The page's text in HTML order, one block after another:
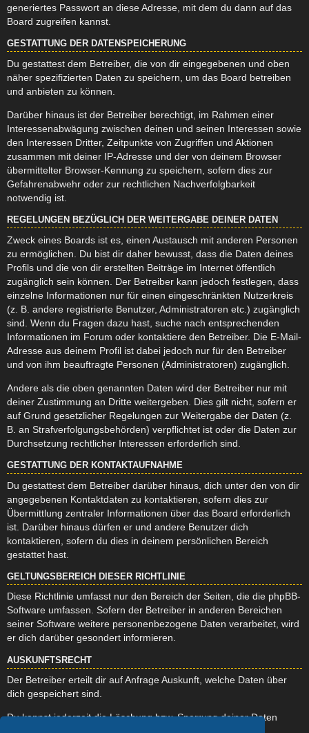
generiertes Passwort an diese Adresse, mit dem du dann auf das
Board zugreifen kannst.
GESTATTUNG DER DATENSPEICHERUNG
Du gestattest dem Betreiber, die von dir eingegebenen und oben
näher spezifizierten Daten zu speichern, um das Board betreiben
und anbieten zu können.
Darüber hinaus ist der Betreiber berechtigt, im Rahmen einer
Interessenabwägung zwischen deinen und seinen Interessen sowie
den Interessen Dritter, Zeitpunkte von Zugriffen und Aktionen
zusammen mit deiner IP-Adresse und der von deinem Browser
übermittelter Browser-Kennung zu speichern, sofern dies zur
Gefahrenabwehr oder zur rechtlichen Nachverfolgbarkeit
notwendig ist.
REGELUNGEN BEZÜGLICH DER WEITERGABE DEINER DATEN
Zweck eines Boards ist es, einen Austausch mit anderen Personen
zu ermöglichen. Du bist dir daher bewusst, dass die Daten deines
Profils und die von dir erstellten Beiträge im Internet öffentlich
zugänglich sein können. Der Betreiber kann jedoch festlegen, dass
einzelne Informationen nur für einen eingeschränkten Nutzerkreis
(z. B. andere registrierte Benutzer, Administratoren etc.) zugänglich
sind. Wenn du Fragen dazu hast, suche nach entsprechenden
Informationen im Forum oder kontaktiere den Betreiber. Die E-Mail-
Adresse aus deinem Profil ist dabei jedoch nur für den Betreiber
und von ihm beauftragte Personen (Administratoren) zugänglich.
Andere als die oben genannten Daten wird der Betreiber nur mit
deiner Zustimmung an Dritte weitergeben. Dies gilt nicht, sofern er
auf Grund gesetzlicher Regelungen zur Weitergabe der Daten (z.
B. an Strafverfolgungsbehörden) verpflichtet ist oder die Daten zur
Durchsetzung rechtlicher Interessen erforderlich sind.
GESTATTUNG DER KONTAKTAUFNAHME
Du gestattest dem Betreiber darüber hinaus, dich unter den von dir
angegebenen Kontaktdaten zu kontaktieren, sofern dies zur
Übermittlung zentraler Informationen über das Board erforderlich
ist. Darüber hinaus dürfen er und andere Benutzer dich
kontaktieren, sofern du dies in deinem persönlichen Bereich
gestattet hast.
GELTUNGSBEREICH DIESER RICHTLINIE
Diese Richtlinie umfasst nur den Bereich der Seiten, die die phpBB-
Software umfassen. Sofern der Betreiber in anderen Bereichen
seiner Software weitere personenbezogene Daten verarbeitet, wird
er dich darüber gesondert informieren.
AUSKUNFTSRECHT
Der Betreiber erteilt dir auf Anfrage Auskunft, welche Daten über
dich gespeichert sind.
Du kannst jederzeit die Löschung bzw. Sperrung deiner Daten